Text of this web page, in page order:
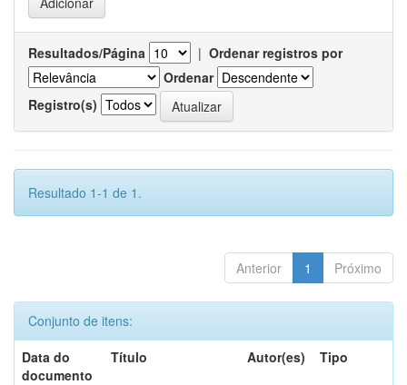
Resultados/Página | Ordenar registros por
Ordenar
Registro(s)
Resultado 1-1 de 1.
Anterior 1 Próximo
Conjunto de itens:
Data do
documento
Título Autor(es) Tipo